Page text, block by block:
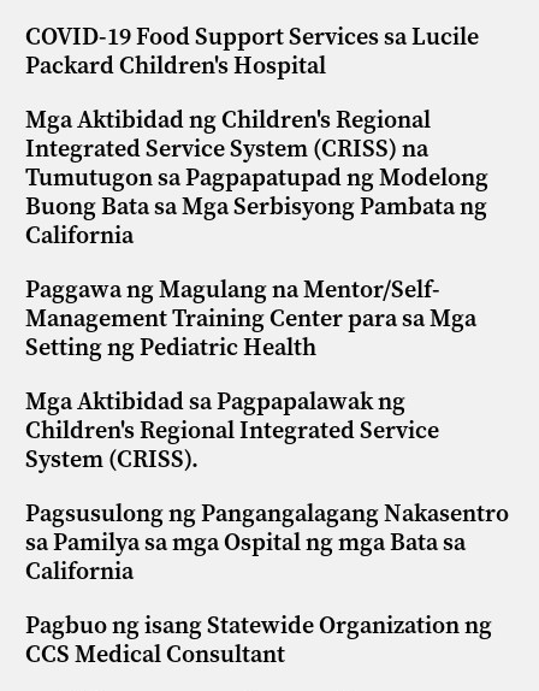
COVID-19 Food Support Services sa Lucile
Packard Children's Hospital
Mga Aktibidad ng Children's Regional
Integrated Service System (CRISS) na
Tumutugon sa Pagpapatupad ng Modelong
Buong Bata sa Mga Serbisyong Pambata ng
California
Paggawa ng Magulang na Mentor/Self-
Management Training Center para sa Mga
Setting ng Pediatric Health
Mga Aktibidad sa Pagpapalawak ng
Children's Regional Integrated Service
System (CRISS).
Pagsusulong ng Pangangalagang Nakasentro
sa Pamilya sa mga Ospital ng mga Bata sa
California
Pagbuo ng isang Statewide Organization ng
CCS Medical Consultant